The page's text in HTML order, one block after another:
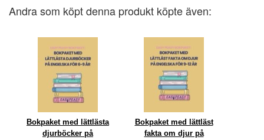
Andra som köpt denna produkt köpte även:
Bokpaket med lättlästa
djurböcker på
Bokpaket med lättläst
fakta om djur på